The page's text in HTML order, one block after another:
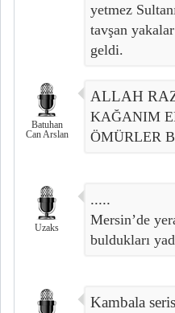
yetmez
tavşan
geldi.
Batuhan
Can Arslan
ALLAH
KAĞANIM
ÖMÜRLER
Uzaks
.....
Mersin’de
buldukları
Kambala